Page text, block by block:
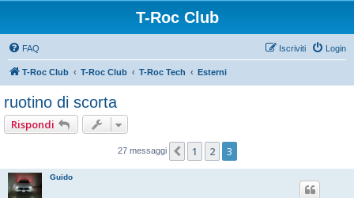
T-Roc Club
FAQ Login
Iscriviti
T-Roc Club T-Roc Club T-Roc Tech Esterni
ruotino di scorta
Rispondi
27 messaggi Precedente
1 2 3
Guido